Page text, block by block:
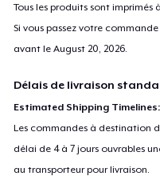
Tous les produits sont imprimés
Si vous passez votre
avant leAugust 20, 2026.
Délais de livraison
Estimated Shipping
Les commandes à destination
délai de 4 à 7 jours ouvrables
au transporteur pour livraison.